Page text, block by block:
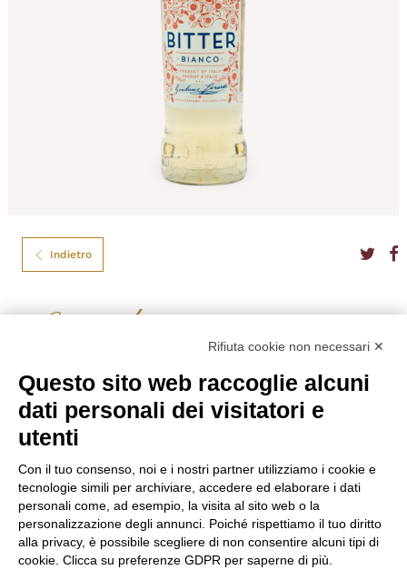
Indietro
Luxardo
Luxardo Bitter Bianco deriva da distillazione di un’infusione ben
bilanciata di erbe amaricanti, piante aromatiche ed agrumi in acqua e
alcol.
Formato
70
Tipo
Aperitivi
Gradazione
25,00%
Nazione
Italia
€10,30
Rifiuta cookie non necessari ✕
Questo sito web raccoglie alcuni
dati personali dei visitatori e
utenti
Con il tuo consenso, noi e i nostri partner utilizziamo i cookie e
tecnologie simili per archiviare, accedere ed elaborare i dati
personali come, ad esempio, la visita al sito web o la
personalizzazione degli annunci. Poiché rispettiamo il tuo diritto
alla privacy, è possibile scegliere di non consentire alcuni tipi di
cookie. Clicca su preferenze GDPR per saperne di più.